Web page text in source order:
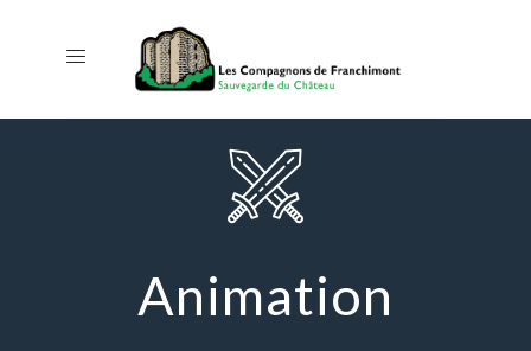
Animation